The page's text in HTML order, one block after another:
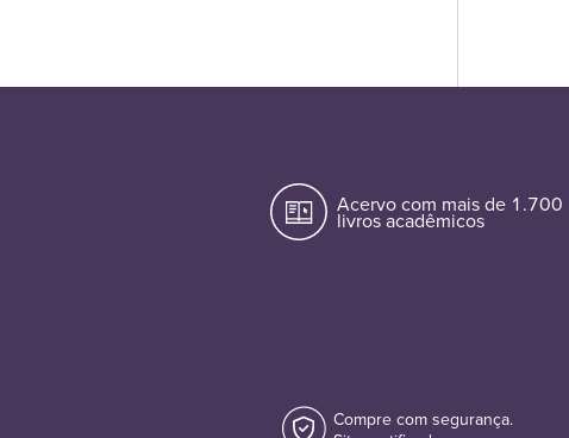
Acervo com mais de 1.700
livros acadêmicos
Compre com segurança.